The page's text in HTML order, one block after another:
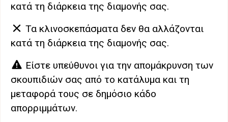
κατά τη διάρκεια της διαμονής σας.
Τα κλινοσκεπάσματα δεν θα αλλάζονται
κατά τη διάρκεια της διαμονής σας.
Είστε υπεύθυνοι για την απομάκρυνση των
σκουπιδιών σας από το κατάλυμα και τη
μεταφορά τους σε δημόσιο κάδο
απορριμμάτων.